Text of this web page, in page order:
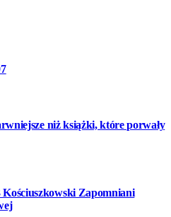
niż książki, które porwały
Zapomniani